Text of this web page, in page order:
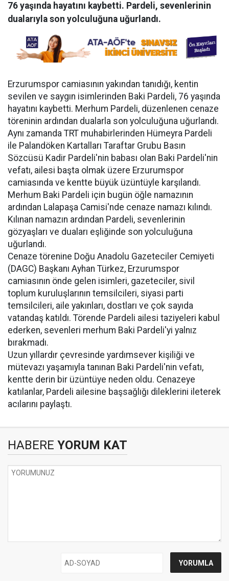
76 yaşında hayatını kaybetti. Pardeli, sevenlerinin
dualarıyla son yolculuğuna uğurlandı.
Erzurumspor camiasının yakından tanıdığı, kentin
sevilen ve saygın isimlerinden Baki Pardeli, 76 yaşında
hayatını kaybetti. Merhum Pardeli, düzenlenen cenaze
töreninin ardından dualarla son yolculuğuna uğurlandı.
Aynı zamanda TRT muhabirlerinden Hümeyra Pardeli
ile Palandöken Kartalları Taraftar Grubu Basın
Sözcüsü Kadir Pardeli'nin babası olan Baki Pardeli'nin
vefatı, ailesi başta olmak üzere Erzurumspor
camiasında ve kentte büyük üzüntüyle karşılandı.
Merhum Baki Pardeli için bugün öğle namazının
ardından Lalapaşa Camisi'nde cenaze namazı kılındı.
Kılınan namazın ardından Pardeli, sevenlerinin
gözyaşları ve duaları eşliğinde son yolculuğuna
uğurlandı.
Cenaze törenine Doğu Anadolu Gazeteciler Cemiyeti
(DAGC) Başkanı Ayhan Türkez, Erzurumspor
camiasının önde gelen isimleri, gazeteciler, sivil
toplum kuruluşlarının temsilcileri, siyasi parti
temsilcileri, aile yakınları, dostları ve çok sayıda
vatandaş katıldı. Törende Pardeli ailesi taziyeleri kabul
ederken, sevenleri merhum Baki Pardeli'yi yalnız
bırakmadı.
Uzun yıllardır çevresinde yardımsever kişiliği ve
mütevazı yaşamıyla tanınan Baki Pardeli'nin vefatı,
kentte derin bir üzüntüye neden oldu. Cenazeye
katılanlar, Pardeli ailesine başsağlığı dileklerini ileterek
acılarını paylaştı.
HABERE YORUM KAT